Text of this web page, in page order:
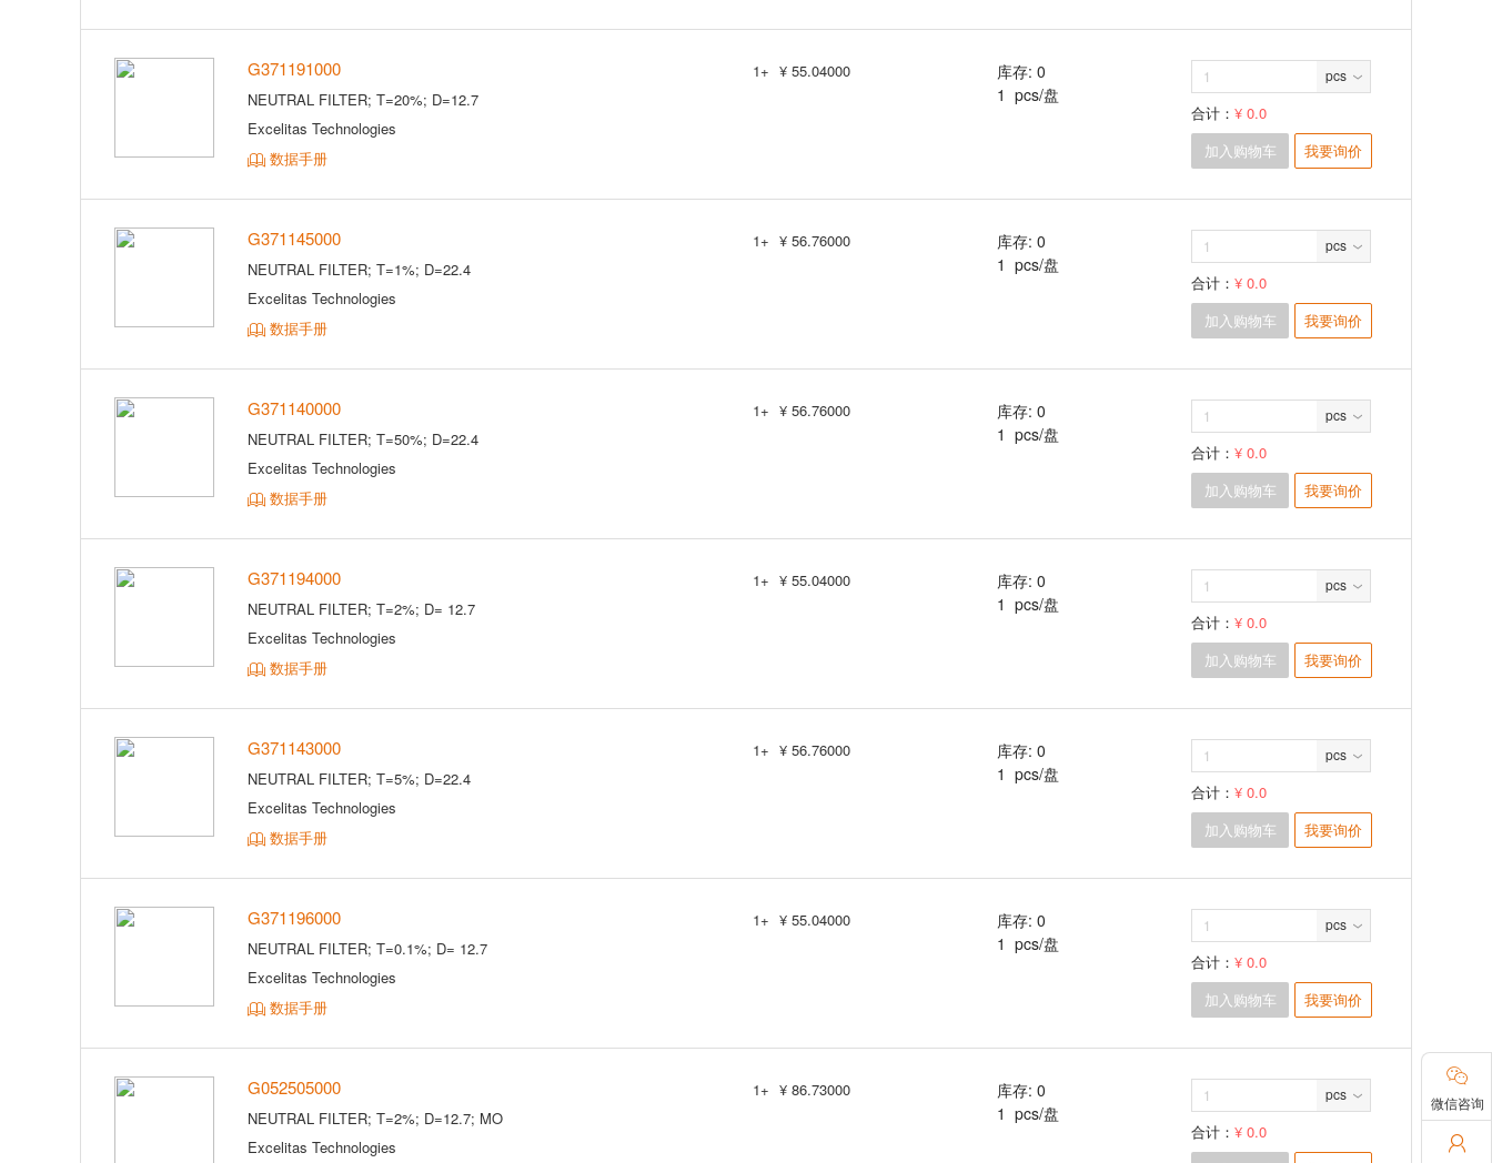
G371191000
NEUTRAL FILTER; T=20%; D=12.7
Excelitas Technologies
数据手册
1+ ¥ 55.04000
库存: 0
1 pcs/盘
pcs
合计： ¥ 0.0
加入购物车
我要询价
G371145000
NEUTRAL FILTER; T=1%; D=22.4
Excelitas Technologies
数据手册
1+ ¥ 56.76000
库存: 0
1 pcs/盘
pcs
合计： ¥ 0.0
加入购物车
我要询价
G371140000
NEUTRAL FILTER; T=50%; D=22.4
Excelitas Technologies
数据手册
1+ ¥ 56.76000
库存: 0
1 pcs/盘
pcs
合计： ¥ 0.0
加入购物车
我要询价
G371194000
NEUTRAL FILTER; T=2%; D= 12.7
Excelitas Technologies
数据手册
1+ ¥ 55.04000
库存: 0
1 pcs/盘
pcs
合计： ¥ 0.0
加入购物车
我要询价
G371143000
NEUTRAL FILTER; T=5%; D=22.4
Excelitas Technologies
数据手册
1+ ¥ 56.76000
库存: 0
1 pcs/盘
pcs
合计： ¥ 0.0
加入购物车
我要询价
G371196000
NEUTRAL FILTER; T=0.1%; D= 12.7
Excelitas Technologies
数据手册
1+ ¥ 55.04000
库存: 0
1 pcs/盘
pcs
合计： ¥ 0.0
加入购物车
我要询价
G052505000
NEUTRAL FILTER; T=2%; D=12.7; MO
Excelitas Technologies
1+ ¥ 86.73000
库存: 0
1 pcs/盘
pcs
合计： ¥ 0.0

微信咨询
